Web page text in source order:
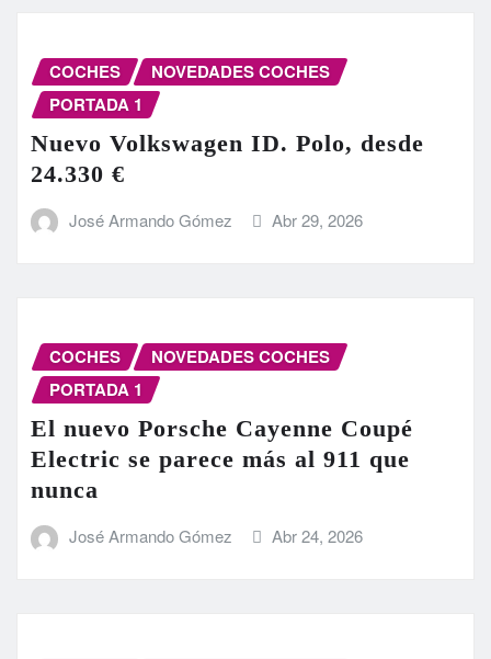
COCHES
NOVEDADES COCHES
PORTADA 1
Nuevo Volkswagen ID. Polo, desde
24.330 €
José Armando Gómez Abr 29, 2026
COCHES
NOVEDADES COCHES
PORTADA 1
El nuevo Porsche Cayenne Coupé
Electric se parece más al 911 que
nunca
José Armando Gómez Abr 24, 2026